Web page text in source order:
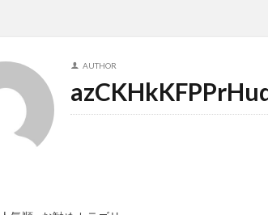
AUTHOR